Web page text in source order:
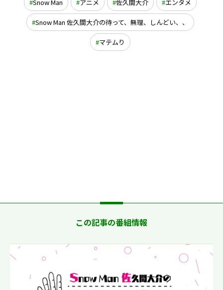
Snow Man アニメ 佐久間大介 エンタメ
Snow Man 佐久間大介の待って、無理、しんどい、、
マテムり
この記事の番組情報